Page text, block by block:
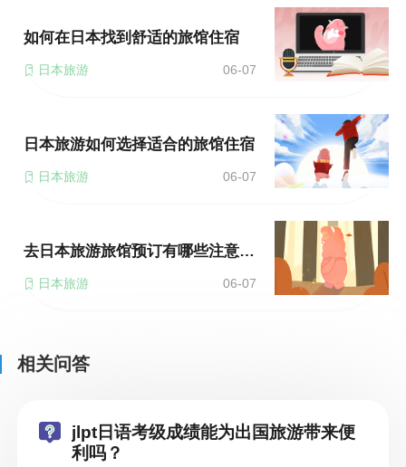
如何在日本找到舒适的旅馆住宿
日本旅游 06-07
日本旅游如何选择适合的旅馆住宿
日本旅游 06-07
去日本旅游旅馆预订有哪些注意事项
日本旅游 06-07
相关问答
jlpt日语考级成绩能为出国旅游带来便
利吗？